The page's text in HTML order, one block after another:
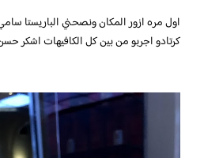
اول مره ازور المكان ونصحني الباريستا
كرتادو اجربو من بين كل الكافيهات اشكر